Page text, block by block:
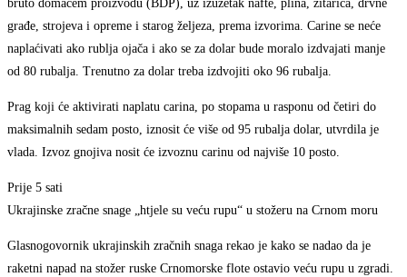
bruto domaćem proizvodu (BDP), uz izuzetak nafte, plina, žitarica, drvne
građe, strojeva i opreme i starog željeza, prema izvorima. Carine se neće
naplaćivati ​​ako rublja ojača i ako se za dolar bude moralo izdvajati manje
od 80 rubalja. Trenutno za dolar treba izdvojiti oko 96 rubalja.
Prag koji će aktivirati naplatu carina, po stopama u rasponu od četiri do
maksimalnih sedam posto, iznosit će više od 95 rubalja dolar, utvrdila je
vlada. Izvoz gnojiva nosit će izvoznu carinu od najviše 10 posto.
Prije 5 sati
Ukrajinske zračne snage „htjele su veću rupu“ u stožeru na Crnom moru
Glasnogovornik ukrajinskih zračnih snaga rekao je kako se nadao da je
raketni napad na stožer ruske Crnomorske flote ostavio veću rupu u zgradi.